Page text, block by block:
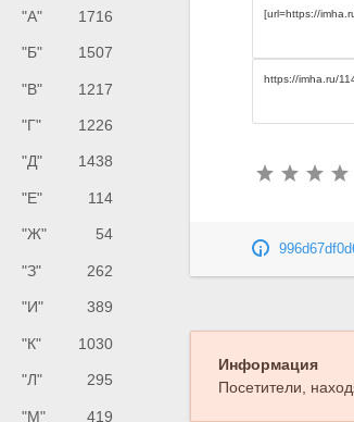
"А" 1716
"Б" 1507
"В" 1217
"Г" 1226
"Д" 1438
"Е" 114
"Ж" 54
"З" 262
"И" 389
"К" 1030
"Л" 295
"М" 419
Информация
Посетители,